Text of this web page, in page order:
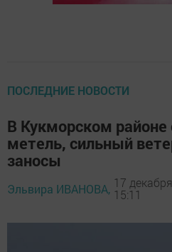
ПОСЛЕДНИЕ НОВОСТИ
В Кукморском
метель, сильный
заносы
Эльвира ИВАНОВА, 17
15:11